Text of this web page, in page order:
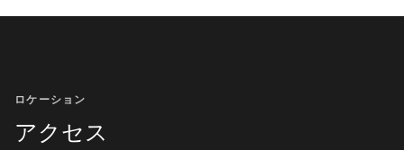
ロケーション
アクセス